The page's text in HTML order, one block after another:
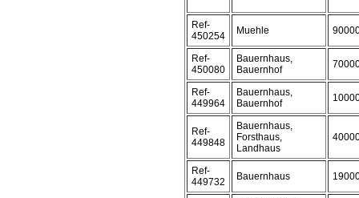
Ref-
450254
Muehle
Ref-
450080
Bauernhaus,
Bauernhof
Ref-
449964
Bauernhaus,
Bauernhof
Ref-
449848
Bauernhaus,
Forsthaus,
Landhaus
Ref-
449732
Bauernhaus